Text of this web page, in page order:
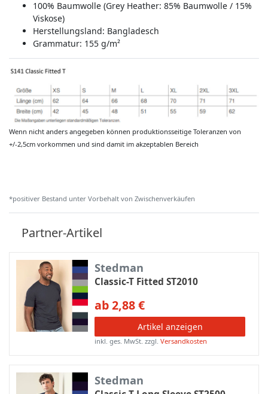
100% Baumwolle (Grey Heather: 85% Baumwolle / 15%
Viskose)
Herstellungsland: Bangladesch
Grammatur: 155 g/m²
Wenn nicht anders angegeben können produktionsseitige Toleranzen von
+/-2,5cm vorkommen und sind damit im akzeptablen Bereich
*positiver Bestand unter Vorbehalt von Zwischenverkäufen
Partner-Artikel
Stedman
Classic-T Fitted ST2010
ab 2,88 €
Artikel anzeigen
inkl. ges. MwSt. zzgl.Versandkosten
Stedman